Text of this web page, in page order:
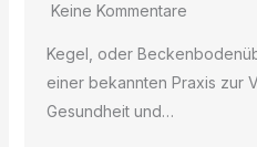
Keine Kommentare
Kegel, oder
einer bekannten Praxis zur
Gesundheit und…